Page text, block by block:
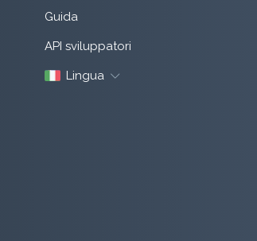
Guida
API sviluppatori
Lingua